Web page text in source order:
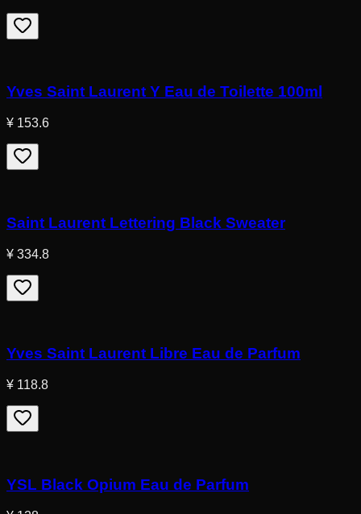
Yves Saint Laurent Y Eau de Toilette 100ml
¥ 153.6
Saint Laurent Lettering Black Sweater
¥ 334.8
Yves Saint Laurent Libre Eau de Parfum
¥ 118.8
YSL Black Opium Eau de Parfum